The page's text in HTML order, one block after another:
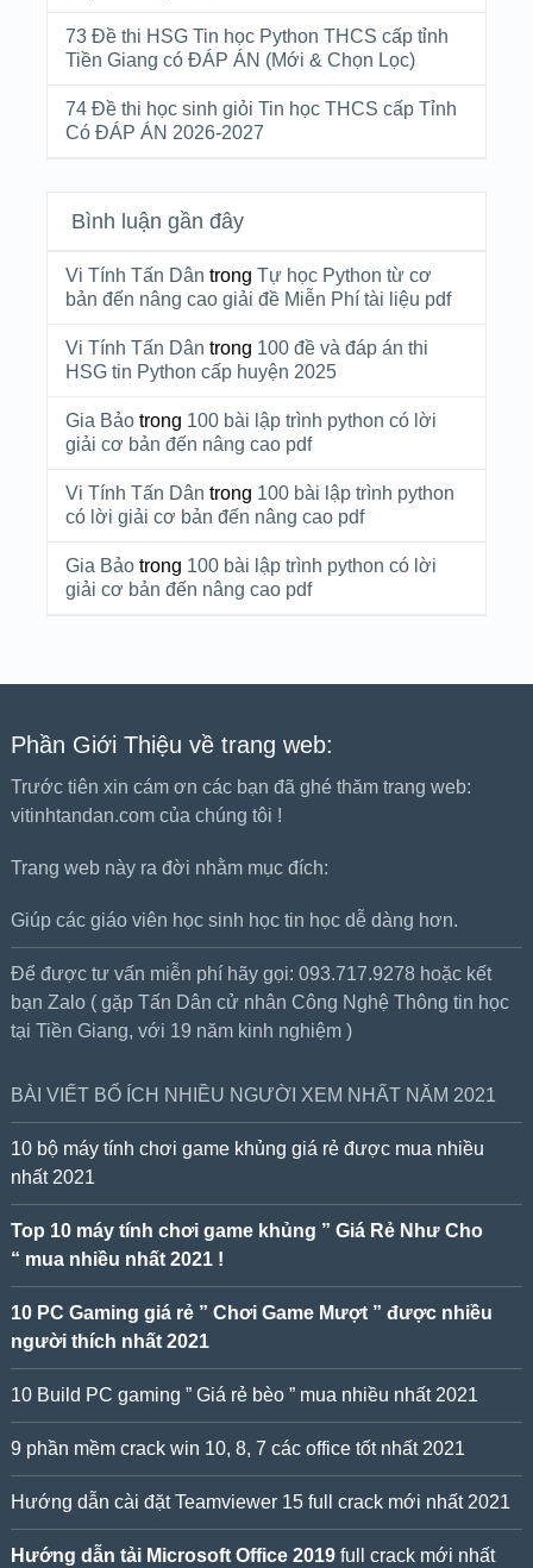
73 Đề thi HSG Tin học Python THCS cấp tỉnh
Tiền Giang có ĐÁP ÁN (Mới & Chọn Lọc)
74 Đề thi học sinh giỏi Tin học THCS cấp Tỉnh
Có ĐÁP ÁN 2026-2027
Bình luận gần đây
Vi Tính Tấn Dân trong Tự học Python từ cơ
bản đến nâng cao giải đề Miễn Phí tài liệu pdf
Vi Tính Tấn Dân trong 100 đề và đáp án thi
HSG tin Python cấp huyện 2025
Gia Bảotrong 100 bài lập trình python có lời
giải cơ bản đến nâng cao pdf
Vi Tính Tấn Dân trong 100 bài lập trình python
có lời giải cơ bản đến nâng cao pdf
Gia Bảotrong 100 bài lập trình python có lời
giải cơ bản đến nâng cao pdf
Phần Giới Thiệu về trang web:
Trước tiên xin cám ơn các bạn đã ghé thăm trang web:
vitinhtandan.com của chúng tôi !
Trang web này ra đời nhằm mục đích:
Giúp các giáo viên học sinh học tin học dễ dàng hơn.
Để được tư vấn miễn phí hãy gọi: 093.717.9278 hoặc kết
bạn Zalo ( gặp Tấn Dân cử nhân Công Nghệ Thông tin học
tại Tiền Giang, với 19 năm kinh nghiệm )
BÀI VIẾT BỔ ÍCH NHIỀU NGƯỜI XEM NHẤT NĂM 2021
10 bộ máy tính chơi game khủng giá rẻ được mua nhiều
nhất 2021
Top 10 máy tính chơi game khủng ” Giá Rẻ Như Cho
“ mua nhiều nhất 2021 !
10 PC Gaming giá rẻ ” Chơi Game Mượt ” được nhiều
người thích nhất 2021
10 Build PC gaming ” Giá rẻ bèo ” mua nhiều nhất 2021
9 phần mềm crack win 10, 8, 7 các office tốt nhất 2021
Hướng dẫn cài đặt Teamviewer 15 full crack mới nhất 2021
Hướng dẫn tải Microsoft Office 2019full crack mới nhất